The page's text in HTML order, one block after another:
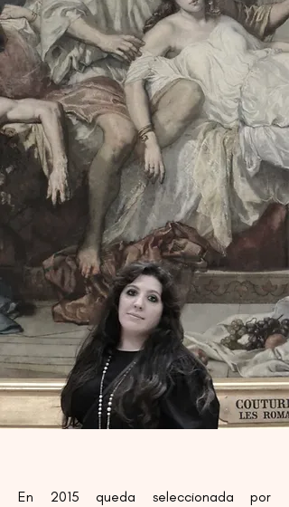
En 2015 queda seleccionada por